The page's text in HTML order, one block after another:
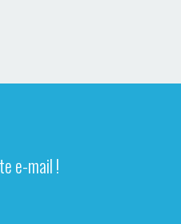
e-mail !